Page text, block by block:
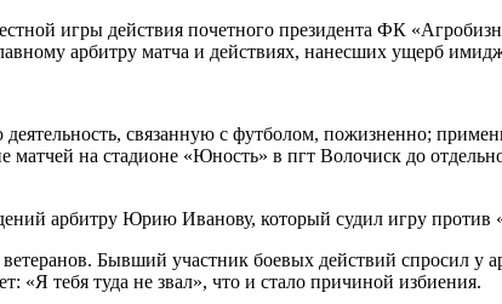
игры действия почетного президента ФК
арбитру матча и действиях, нанесших ущерб
связанную с футболом, пожизненно;
на стадионе «Юность» в пгт Волочиск до
арбитру Юрию Иванову, который судил игру против
Бывший участник боевых действий спросил у
«Я тебя туда не звал», что и стало причиной избиения.